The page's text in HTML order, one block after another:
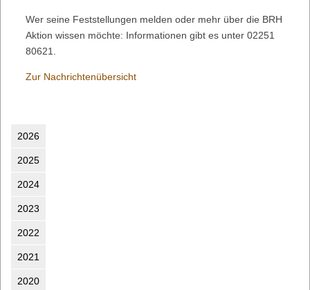
Wer seine Feststellungen melden oder mehr über die BRH
Aktion wissen möchte: Informationen gibt es unter 02251
80621.
Zur Nachrichtenübersicht
2026
2025
2024
2023
2022
2021
2020